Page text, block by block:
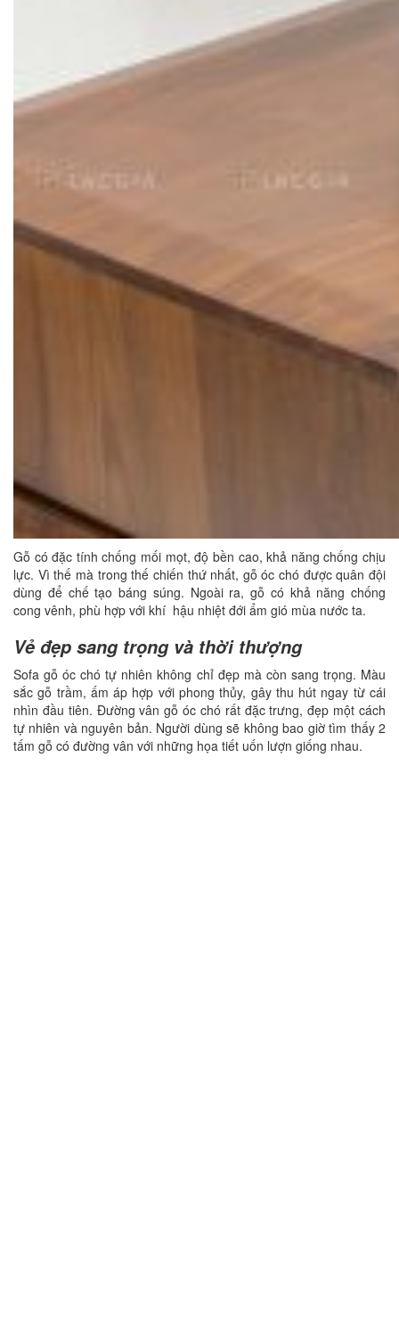
Gỗ có đặc tính chống mối mọt, độ bền cao, khả năng chống chịu
lực. Vì thế mà trong thế chiến thứ nhất, gỗ óc chó được quân đội
dùng để chế tạo báng súng. Ngoài ra, gỗ có khả năng chống
cong vênh, phù hợp với khí hậu nhiệt đới ẩm gió mùa nước ta.
Vẻ đẹp sang trọng và thời thượng
Sofa gỗ óc chó tự nhiên không chỉ đẹp mà còn sang trọng. Màu
sắc gỗ trầm, ấm áp hợp với phong thủy, gây thu hút ngay từ cái
nhìn đầu tiên. Đường vân gỗ óc chó rất đặc trưng, đẹp một cách
tự nhiên và nguyên bản. Người dùng sẽ không bao giờ tìm thấy 2
tấm gỗ có đường vân với những họa tiết uốn lượn giống nhau.